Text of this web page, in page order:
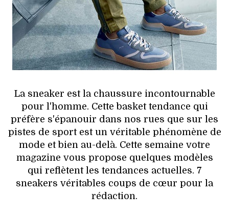
HISTOIRE DES MARQUES
DÉCO
VOYAGES & LOISIRS
La sneaker est la chaussure incontournable
pour l'homme. Cette basket tendance qui
préfère s'épanouir dans nos rues que sur les
pistes de sport est un véritable phénomène de
mode et bien au-delà. Cette semaine votre
magazine vous propose quelques modèles
qui reflètent les tendances actuelles. 7
sneakers véritables coups de cœur pour la
rédaction.